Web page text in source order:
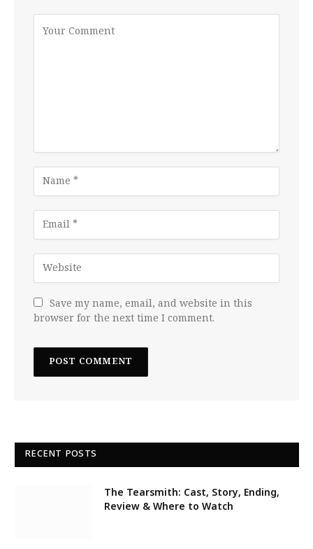
Save my name, email, and website in this
browser for the next time I comment.
RECENT POSTS
The Tearsmith: Cast, Story, Ending,
Review & Where to Watch